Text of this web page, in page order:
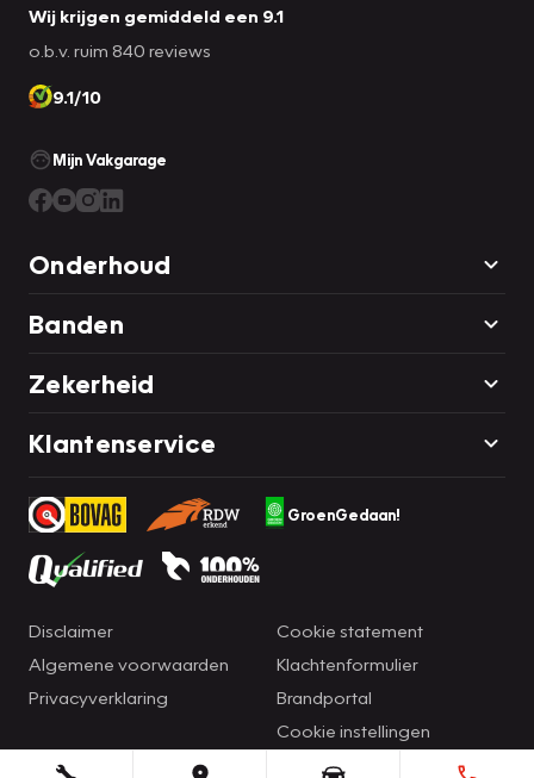
Wij krijgen gemiddeld een 9.1
o.b.v. ruim 840 reviews
9.1/10
Mijn Vakgarage
Onderhoud
Banden
Zekerheid
Klantenservice
GroenGedaan!
Disclaimer
Algemene voorwaarden
Privacyverklaring
Cookie statement
Klachtenformulier
Brandportal
Cookie instellingen